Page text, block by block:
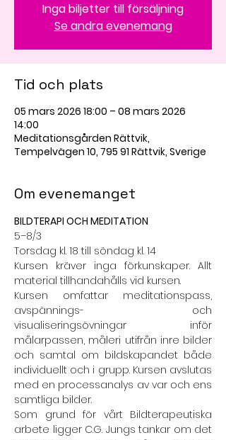
Inga biljetter till försäljning
Se andra evenemang
Tid och plats
05 mars 2026 18:00 – 08 mars 2026
14:00
Meditationsgården Rättvik,
Tempelvägen 10, 795 91 Rättvik, Sverige
Om evenemanget
BILDTERAPI OCH MEDITATION
5–8/3
Torsdag kl. 18 till söndag kl. 14
Kursen kräver inga förkunskaper. Allt
material tillhandahålls vid kursen.
Kursen omfattar meditationspass,
avspännings- och
visualiseringsövningar inför
målarpassen, måleri utifrån inre bilder
och samtal om bildskapandet både
individuellt och i grupp. Kursen avslutas
med en processanalys av var och ens
samtliga bilder.
Som grund för vårt Bildterapeutiska
arbete ligger C.G. Jungs tankar om det